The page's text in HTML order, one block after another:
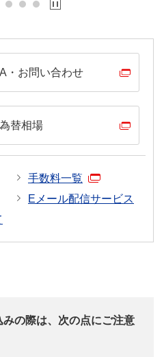
・お問い合わせ
替相場
手数料一覧
Eメール配信サービス
の際は、次の点にご注意